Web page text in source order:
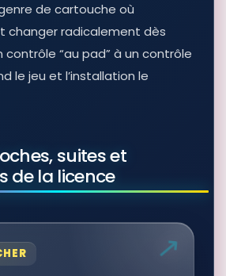
de cartouche où
changer radicalement dès
contrôle “au pad” à un contrôle
le jeu et l’installation le
suites et
de la licence